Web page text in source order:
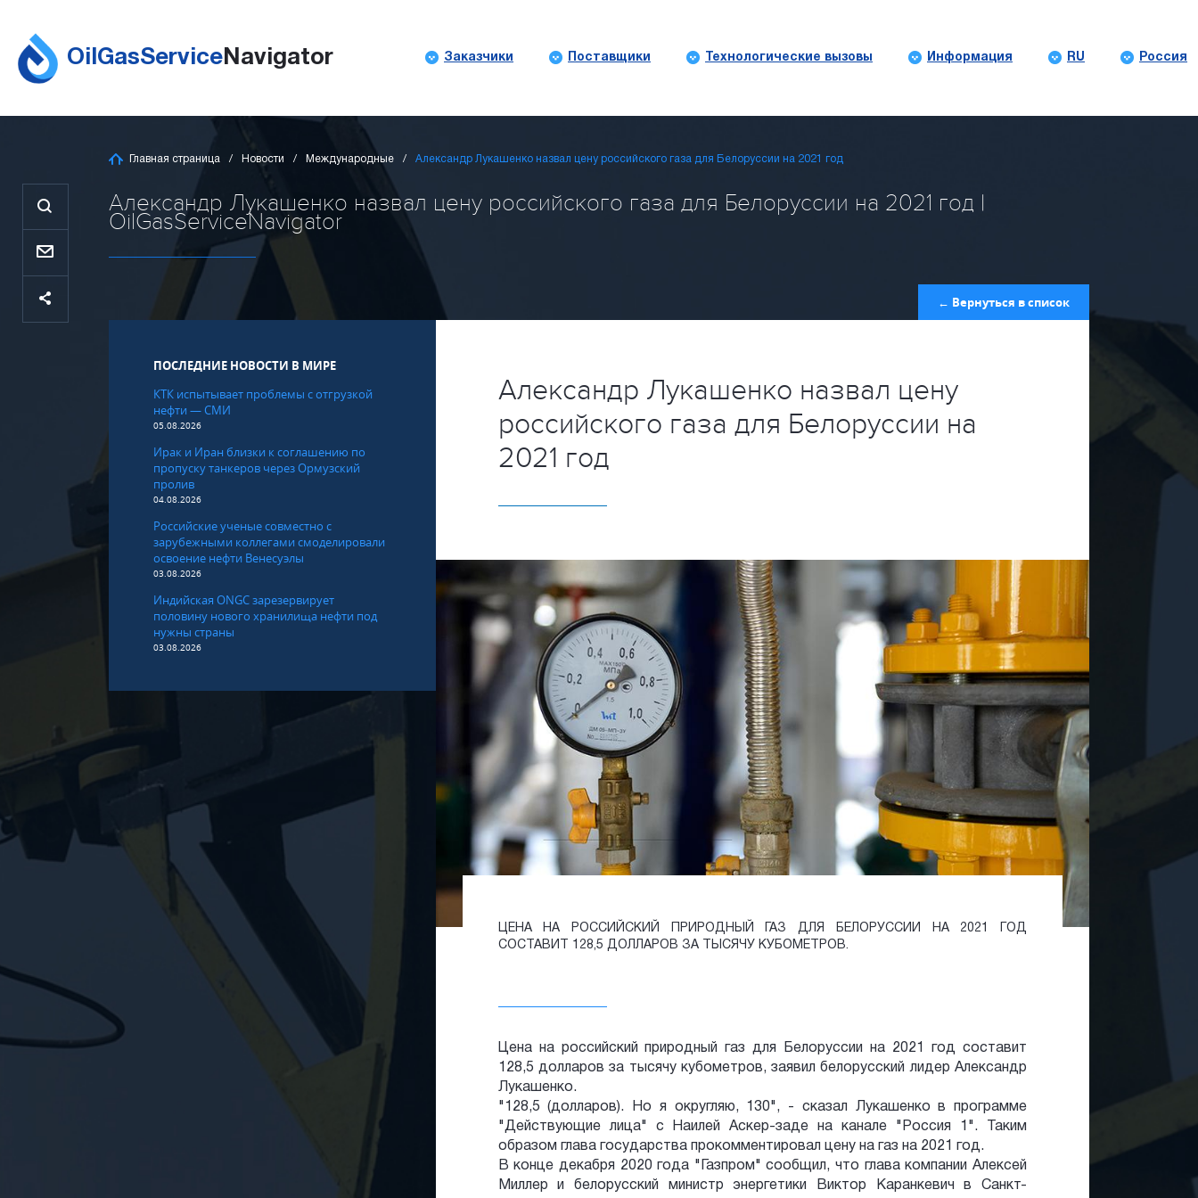
OilGasService Navigator Заказчики Поставщики Технологические вызовы Информация RU Россия
Главная страница Новости Международные Александр Лукашенко назвал цену российского газа для Белоруссии на 2021 год
Александр Лукашенко назвал цену российского газа для Белоруссии на 2021 год |
OilGasServiceNavigator
← Вернуться в список
ПОСЛЕДНИЕ НОВОСТИ В МИРЕ
КТК испытывает проблемы с отгрузкой
нефти — СМИ
05.08.2026
Ирак и Иран близки к соглашению по
пропуску танкеров через Ормузский
пролив
04.08.2026
Российские ученые совместно с
зарубежными коллегами смоделировали
освоение нефти Венесуэлы
03.08.2026
Индийская ONGC зарезервирует
половину нового хранилища нефти под
нужны страны
03.08.2026
Александр Лукашенко назвал цену
российского газа для Белоруссии на
2021 год
ЦЕНА НА РОССИЙСКИЙ ПРИРОДНЫЙ ГАЗ ДЛЯ БЕЛОРУССИИ НА 2021 ГОД
СОСТАВИТ 128,5 ДОЛЛАРОВ ЗА ТЫСЯЧУ КУБОМЕТРОВ.
Цена на российский природный газ для Белоруссии на 2021 год составит
128,5 долларов за тысячу кубометров, заявил белорусский лидер Александр
Лукашенко.
"128,5 (долларов). Но я округляю, 130", - сказал Лукашенко в программе
"Действующие лица" с Наилей Аскер-заде на канале "Россия 1". Таким
образом глава государства прокомментировал цену на газ на 2021 год.
В конце декабря 2020 года "Газпром" сообщил, что глава компании Алексей
Миллер и белорусский министр энергетики Виктор Каранкевич в Санкт-